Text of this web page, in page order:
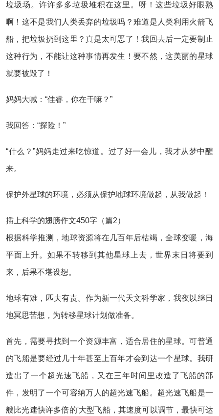
垃圾场。许许多多垃圾堆积在这里。呀！这些垃圾好眼熟
啊！这不是我们人类丢弃的垃圾吗？难道是人类利用火箭飞
船，把垃圾扔到这里？真是太可恶了！我回去后一定要制止
这种行为，不能让这种事情再发生！要不然，这美丽的星球
就要被毁了！
妈妈大喊：“佳睿，你在干嘛？”
我回答：“探险！”
“什么？”妈妈走过来吃惊道。过了好一会儿，我才从梦中醒
来。
保护外星球的环境，必须从保护地球环境做起，从我做起！
插上科学的翅膀作文450字（篇2）
根据科学推测，地球资源将在几百年后枯竭，全球变暖，海
平面上升。如果不转移到其他星球上去，世界末日将要到
来，后果不堪设想。
地球有难，匹夫有责。作为新一代天文科学家，我夜以继日
地冥思苦想，为转移星球计划做准备。
首先，需要寻找到一个资源丰富，适合居住的星球。可普通
的飞船是要经过几十年甚至上百年才会到达一个星球。我研
造出了一个超光速飞船，又在三年时间里改造了飞船的部
件，发明了一个可容纳万人的超光速飞船。超光速飞船是一
艘比光速快许多倍的'大型飞船，其速度可以调节，最快可达